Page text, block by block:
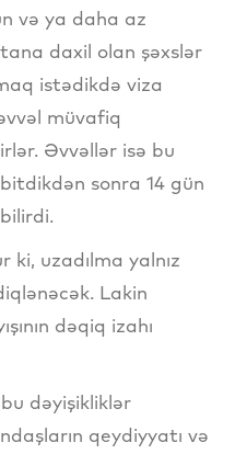
və ya daha az
daxil olan şəxslər
istədikdə viza
müvafiq
Əvvəllər isə bu
sonra 14 gün
uzadılma yalnız
Lakin
dəqiq izahı
dəyişikliklər
qeydiyyatı və